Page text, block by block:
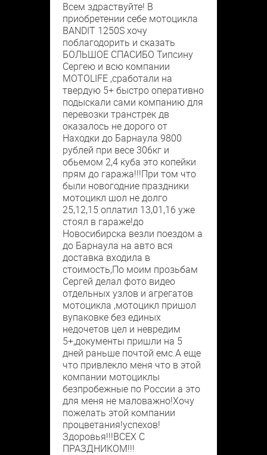
Всем здраствуйте! В
приобретении себе мотоцикла
BANDIT 1250S хочу
поблагодорить и сказать
БОЛЬШОЕ СПАСИБО Типсину
Сергею и всю компании
MOTOLIFE ,сработали на
твердую 5+ быстро оперативно
подыскали сами компанию для
перевозки транстрек дв
оказалось не дорого от
Находки до Барнаула 9800
рублей при весе 306кг и
обьемом 2,4 куба это копейки
прям до гаража!!!При том что
были новогодние праздники
мотоцикл шол не долго
25,12,15 оплатил 13,01,16 уже
стоял в гараже!до
Новосибирска везли поездом а
до Барнаула на авто вся
доставка входила в
стоимость,По моим прозьбам
Сергей делал фото видео
отдельных узлов и агрегатов
мотоцикла ,мотоцикл пришол
вупаковке без единых
недочетов цел и невредим
5+,документы пришли на 5
дней раньше почтой емс.А еще
что привлекло меня что в этой
компании мотоциклы
безпробежные по России а это
для меня не маловажно!Хочу
пожелать этой компании
процветания!успехов!
Здоровья!!!ВСЕХ С
ПРАЗДНИКОМ!!!